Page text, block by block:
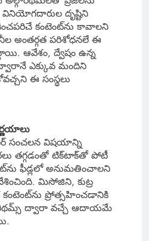
వినియోగదారుల దృష్టిని
కంటెంట్‌ను కావాలని
అంతర్గత పరిశోధనలే ఈ
ఆవేశం, ద్వేషం ఉన్న
ఎక్కువ మందిని
ఈ సంస్థలు
సంచలన విషయాన్ని
తగ్గడంతో టిక్‌టాక్‌తో పోటీ
ఫీడ్లలో అనుమతించాలని
మిసోజిని, కుట్ర
ప్రోత్సహించడానికి
ద్వారా వచ్చే ఆదాయమే